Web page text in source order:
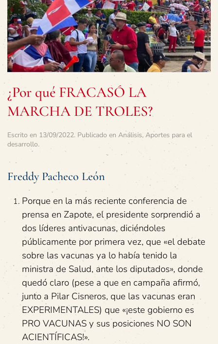
¿Por qué FRACASÓ LA
MARCHA DE TROLES?
Escrito en 13/09/2022. Publicado en Análisis, Aportes para el
desarrollo.
Freddy Pacheco León
Porque en la más reciente conferencia de
prensa en Zapote, el presidente sorprendió a
dos líderes antivacunas, diciéndoles
públicamente por primera vez, que «el debate
sobre las vacunas ya lo había tenido la
ministra de Salud, ante los diputados», donde
quedó claro (pese a que en campaña afirmó,
junto a Pilar Cisneros, que las vacunas eran
EXPERIMENTALES) que «¡este gobierno es
PRO VACUNAS y sus posiciones NO SON
ACIENTÍFICAS!».